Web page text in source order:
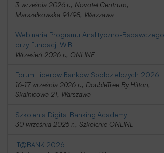
3 września 2026 r., Novotel Centrum,
Marszałkowska 94/98, Warszawa
Webinaria Programu Analityczno-Badawczego
przy Fundacji WIB
Wrzesień 2026 r., ONLINE
Forum Liderów Banków Spółdzielczych 2026
16-17 września 2026 r., DoubleTree By Hilton,
Skalnicowa 21, Warszawa
Szkolenia Digital Banking Academy
30 września 2026 r., Szkolenie ONLINE
IT@BANK 2026